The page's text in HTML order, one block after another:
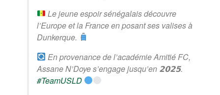
Le jeune espoir sénégalais découvre
l’Europe et la France en posant ses valises à
Dunkerque.
En provenance de l’académie Amitié FC,
Assane N’Doye s’engage jusqu’en 𝟮𝟬𝟮𝟱.
#TeamUSLD